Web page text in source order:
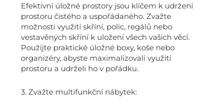
Efektivní úložné prostory jsou klíčem k udržení
prostoru čistého a uspořádaného. Zvažte
možnosti využití skříní, polic, regálů nebo
vestavěných skříní k uložení všech vašich věcí.
Použijte praktické úložné boxy, koše nebo
organizéry, abyste maximalizovali využití
prostoru a udrželi ho v pořádku.
3. Zvažte multifunkční nábytek: